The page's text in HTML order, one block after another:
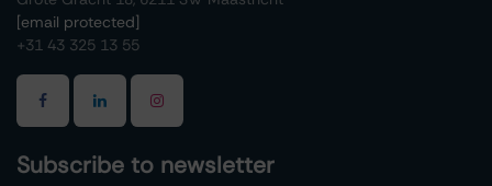
[email protected]
+31 43 325 13 55
Subscribe to newsletter